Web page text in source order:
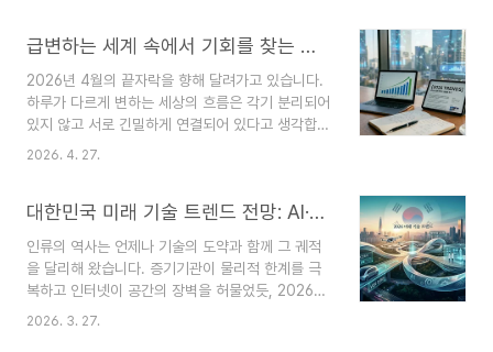
마스터하겠다는 무리한 목표가 아니라, 쏟..
은 생존을 위한 새로운 판짜기에 돌입했고, 기술은
진화 중입니다. 이러한 변화 속에서 우리는 어떤 흐
름에 올라타야 할까요? 오늘 우리 사회와 경제를 관
통하는 5가지 핵심 트렌드를 통해 미래를 한번 전망
해 보겠습니다. 1. 인구·다문화: 인구 감소 시대의 생
와 생산가능인구 감소는 이제 더 이상 먼 미래의 경
고가 ..
급변하는 세계 속에서 기회를 찾는 법: 경제, 기술, 그리고 자기계발
2026년 4월의 끝자락을 향해 달려가고 있습니다.
하루가 다르게 변하는 세상의 흐름은 각기 분리되어
있지 않고 서로 긴밀하게 연결되어 있다고 생각합니
다. 오늘은 우리 사회를 움직이는 네 가지 핵심 키워
다. 1. 자원 민족주의와 동북아 정세의 변화글로벌
반도체와 희토류 등 핵심 전략 자원을 국가 안보와
직결시키려는 경향이 강해지면서, 동북아시아의 지
정학적 긴장감도 높아지고 있습니다. 이러한 흐름은
단순히 국가 간의 패권 다툼을 넘어, 결국 우리의 일
2026. 4. 27.
대한민국 미래 기술 트렌드 전망: AI·모빌리티·헬스케어의 대융합[2026]
인류의 역사는 언제나 기술의 도약과 함께 그 궤적
을 달리해 왔습니다. 증기기관이 물리적 한계를 극
복하고 인터넷이 공간의 장벽을 허물었듯, 2026년
현재 우리는 인공지능과 초연결 인프라가 일상의 표
2026. 3. 27.